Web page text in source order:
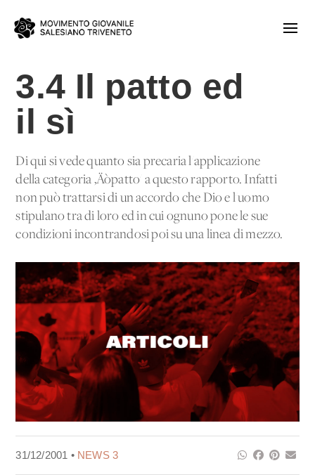
3.4 Il patto ed
il sì
Di qui si vede quanto sia precaria l'applicazione
della categoria ‚Äòpatto' a questo rapporto. Infatti
non può trattarsi di un accordo che Dio e l'uomo
stipulano tra di loro ed in cui ognuno pone le sue
condizioni incontrandosi poi su una linea di mezzo.
31/12/2001 • NEWS 3